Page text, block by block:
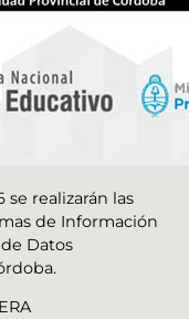
se realizarán las
de Información
Datos